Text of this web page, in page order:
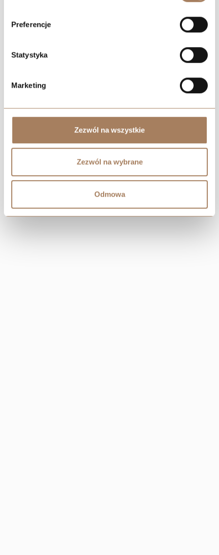
Preferencje
Statystyka
Marketing
Zezwól na wszystkie
Zezwól na wybrane
Odmowa